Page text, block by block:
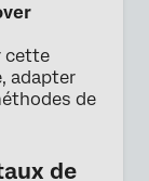
cette
adapter
de
de